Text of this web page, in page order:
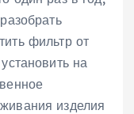
фильтр от
на
изделия